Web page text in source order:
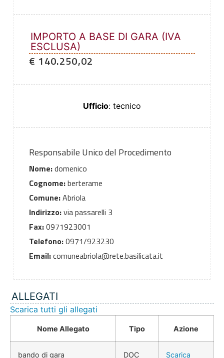
IMPORTO A BASE DI GARA (IVA
ESCLUSA)
€ 140.250,02
Ufficio: tecnico
Responsabile Unico del Procedimento
Nome:domenico
Cognome:berterame
Comune:Abriola
Indirizzo:via passarelli 3
Fax:0971923001
Telefono:0971/923230
Email:comuneabriola@rete.basilicata.it
ALLEGATI
Scarica tutti gli allegati
Nome Allegato Tipo Azione
bando di gara DOC Scarica